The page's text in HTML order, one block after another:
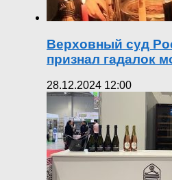
Верховный суд
признал гадалок
28.12.2024 12:00